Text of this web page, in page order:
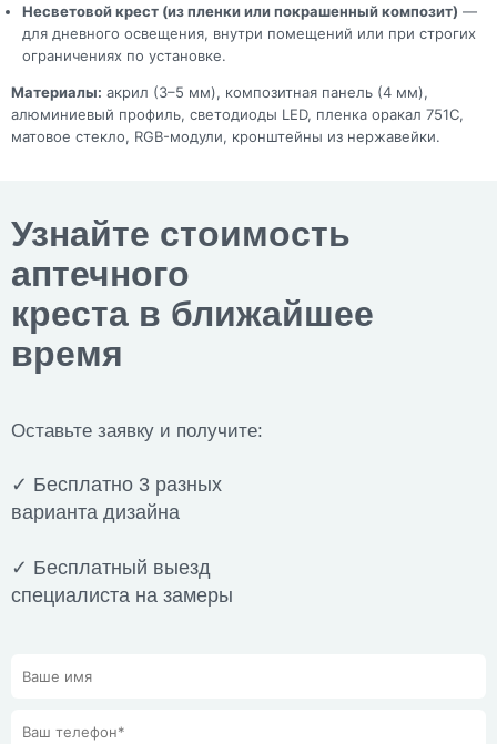
Несветовой крест (из пленки или покрашенный композит) —
для дневного освещения, внутри помещений или при строгих
ограничениях по установке.
Материалы: акрил (3–5 мм), композитная панель (4 мм),
алюминиевый профиль, светодиоды LED, пленка оракал 751C,
матовое стекло, RGB-модули, кронштейны из нержавейки.
Узнайте стоимость
аптечного
креста в ближайшее
время
Оставьте заявку и получите:
✓ Бесплатно 3 разных
варианта дизайна
✓ Бесплатный выезд
специалиста на замеры